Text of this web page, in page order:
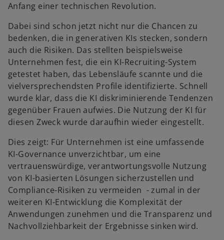
Anfang einer technischen Revolution.
Dabei sind schon jetzt nicht nur die Chancen zu
bedenken, die in generativen KIs stecken, sondern
auch die Risiken. Das stellten beispielsweise
Unternehmen fest, die ein KI-Recruiting-System
getestet haben, das Lebensläufe scannte und die
vielversprechendsten Profile identifizierte. Schnell
wurde klar, dass die KI diskriminierende Tendenzen
gegenüber Frauen aufwies. Die Nutzung der KI für
diesen Zweck wurde daraufhin wieder eingestellt.
Dies zeigt: Für Unternehmen ist eine umfassende
KI-Governance unverzichtbar, um eine
vertrauenswürdige, verantwortungsvolle Nutzung
von KI-basierten Lösungen sicherzustellen und
Compliance-Risiken zu vermeiden - zumal in der
weiteren KI-Entwicklung die Komplexität der
Anwendungen zunehmen und die Transparenz und
Nachvollziehbarkeit der Ergebnisse sinken wird.